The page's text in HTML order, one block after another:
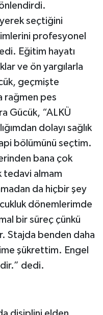
seçtiğini
profesyonel
Eğitim hayatı
ve ön yargılarla
geçmişte
rağmen pes
Gücük, “ALKÜ
dolayı sağlık
bölümünü seçtim.
bana çok
tedavi almam
da hiçbir şey
dönemlerimde
bir süreç çünkü
Stajda benden daha
şükrettim. Engel
dedi.